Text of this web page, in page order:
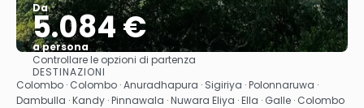
Da
5.084 €
a persona
Vedere
Controllare le opzioni di partenza
DESTINAZIONI
Colombo · Colombo · Anuradhapura · Sigiriya · Polonnaruwa ·
Dambulla · Kandy · Pinnawala · Nuwara Eliya · Ella · Galle · Colombo